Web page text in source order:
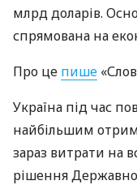
млрд доларів.
спрямована на
Про це пише
Україна під час
найбільшим
зараз витрати на
рішення